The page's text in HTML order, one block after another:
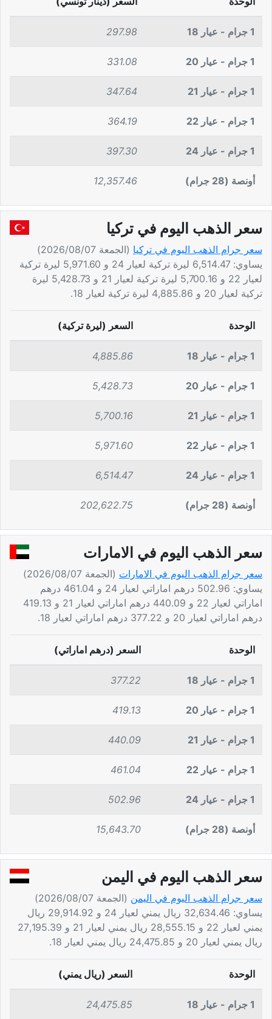
1 جرام - عيار 18 297.98
1 جرام - عيار 20 331.08
1 جرام - عيار 21 347.64
1 جرام - عيار 22 364.19
1 جرام - عيار 24 397.30
أونصة (28 جرام) 12,357.46
سعر الذهب اليوم في تركيا
سعر جرام الذهب اليوم في تركيا
(الجمعة 2026/08/07)
يساوي: 6,514.47 ليرة تركية لعيار 24 و 5,971.60 ليرة تركية
لعيار 22 و 5,700.16 ليرة تركية لعيار 21 و 5,428.73 ليرة
تركية لعيار 20 و 4,885.86 ليرة تركية لعيار 18.
الوحدة السعر (ليرة تركية)
1 جرام - عيار 18 4,885.86
1 جرام - عيار 20 5,428.73
1 جرام - عيار 21 5,700.16
1 جرام - عيار 22 5,971.60
1 جرام - عيار 24 6,514.47
أونصة (28 جرام) 202,622.75
سعر الذهب اليوم في الامارات
سعر جرام الذهب اليوم في الامارات
(الجمعة 2026/08/07)
يساوي: 502.96 درهم اماراتي لعيار 24 و 461.04 درهم
اماراتي لعيار 22 و 440.09 درهم اماراتي لعيار 21 و 419.13
درهم اماراتي لعيار 20 و 377.22 درهم اماراتي لعيار 18.
الوحدة السعر (درهم اماراتي)
1 جرام - عيار 18 377.22
1 جرام - عيار 20 419.13
1 جرام - عيار 21 440.09
1 جرام - عيار 22 461.04
1 جرام - عيار 24 502.96
أونصة (28 جرام) 15,643.70
سعر الذهب اليوم في اليمن
سعر جرام الذهب اليوم في اليمن
(الجمعة 2026/08/07)
يساوي: 32,634.46 ريال يمني لعيار 24 و 29,914.92 ريال
يمني لعيار 22 و 28,555.15 ريال يمني لعيار 21 و 27,195.39
ريال يمني لعيار 20 و 24,475.85 ريال يمني لعيار 18.
الوحدة السعر (ريال يمني)
1 جرام - عيار 18 24,475.85